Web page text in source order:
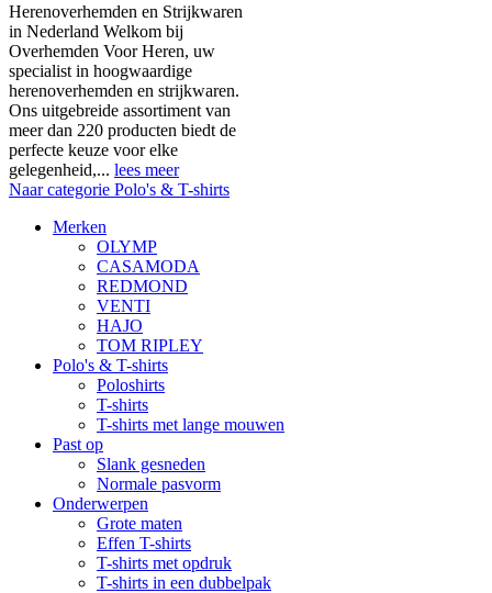
Herenoverhemden en Strijkwaren
in Nederland Welkom bij
Overhemden Voor Heren, uw
specialist in hoogwaardige
herenoverhemden en strijkwaren.
Ons uitgebreide assortiment van
meer dan 220 producten biedt de
perfecte keuze voor elke
gelegenheid,... lees meer
Naar categorie Polo's & T-shirts
Merken
OLYMP
CASAMODA
REDMOND
VENTI
HAJO
TOM RIPLEY
Polo's & T-shirts
Poloshirts
T-shirts
T-shirts met lange mouwen
Past op
Slank gesneden
Normale pasvorm
Onderwerpen
Grote maten
Effen T-shirts
T-shirts met opdruk
T-shirts in een dubbelpak